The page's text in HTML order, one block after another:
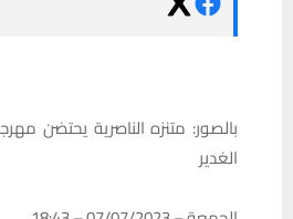
بالصور: متنزه الناصرية يحتضن
الغدير